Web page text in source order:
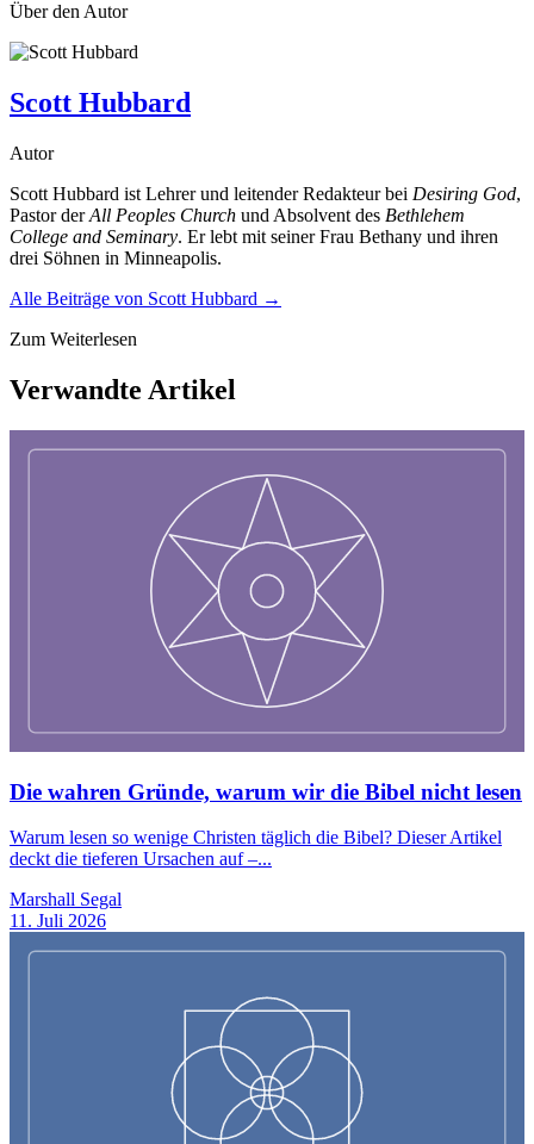
Über den Autor
Scott Hubbard
Autor
Scott Hubbard ist Lehrer und leitender Redakteur bei Desiring God,
Pastor derAll Peoples Church und Absolvent des Bethlehem
College and Seminary. Er lebt mit seiner Frau Bethany und ihren
drei Söhnen in Minneapolis.
Alle Beiträge von Scott Hubbard →
Zum Weiterlesen
Verwandte Artikel
Die wahren Gründe, warum wir die Bibel nicht lesen
Warum lesen so wenige Christen täglich die Bibel? Dieser Artikel
deckt die tieferen Ursachen auf –...
Marshall Segal
11. Juli 2026